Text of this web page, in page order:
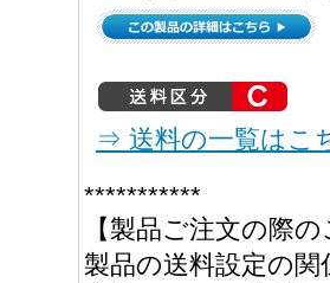
⇒ 送料の一覧はこ
***********
【製品ご注文の際
製品の送料設定の